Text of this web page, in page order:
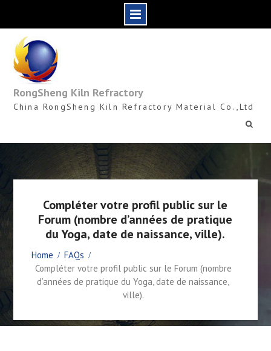
content
RongSheng Kiln Refractory
China RongSheng Kiln Refractory Material Co.,Ltd
Compléter votre profil public sur le
Forum (nombre d’années de pratique
du Yoga, date de naissance, ville).
Home
FAQs
Compléter votre profil public sur le Forum (nombre
d’années de pratique du Yoga, date de naissance,
ville).